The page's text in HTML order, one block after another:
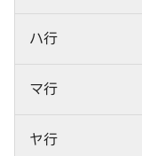
ハ行
マ行
ヤ行